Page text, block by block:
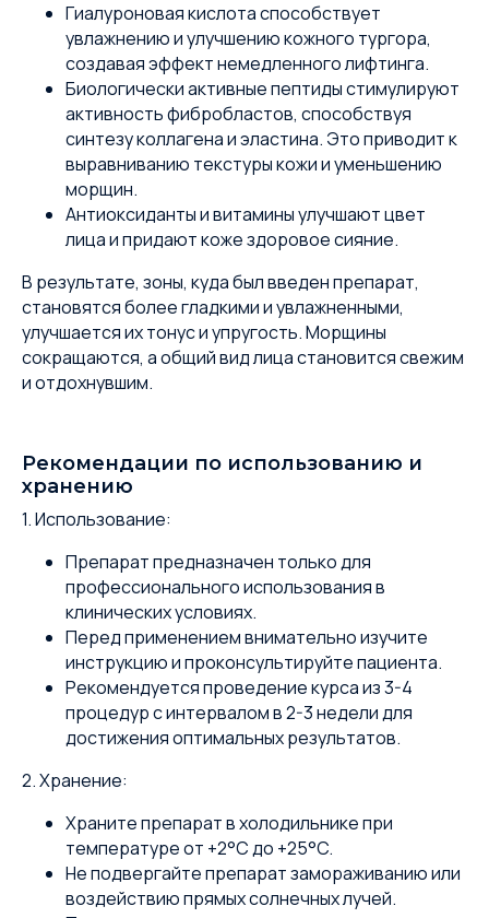
Гиалуроновая кислота способствует
увлажнению и улучшению кожного тургора,
создавая эффект немедленного лифтинга.
Биологически активные пептиды стимулируют
активность фибробластов, способствуя
синтезу коллагена и эластина. Это приводит к
выравниванию текстуры кожи и уменьшению
морщин.
Антиоксиданты и витамины улучшают цвет
лица и придают коже здоровое сияние.
В результате, зоны, куда был введен препарат,
становятся более гладкими и увлажненными,
улучшается их тонус и упругость. Морщины
сокращаются, а общий вид лица становится свежим
и отдохнувшим.
Рекомендации по использованию и
хранению
1. Использование:
Препарат предназначен только для
профессионального использования в
клинических условиях.
Перед применением внимательно изучите
инструкцию и проконсультируйте пациента.
Рекомендуется проведение курса из 3-4
процедур с интервалом в 2-3 недели для
достижения оптимальных результатов.
2. Хранение:
Храните препарат в холодильнике при
температуре от +2°C до +25°C.
Не подвергайте препарат замораживанию или
воздействию прямых солнечных лучей.